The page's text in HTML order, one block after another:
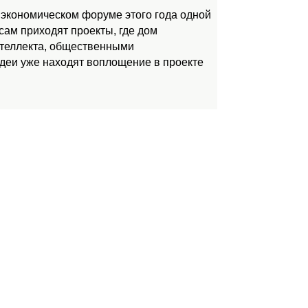
форуме этого года одной
приходят проекты, где дом
общественными
уже находят воплощение в проекте